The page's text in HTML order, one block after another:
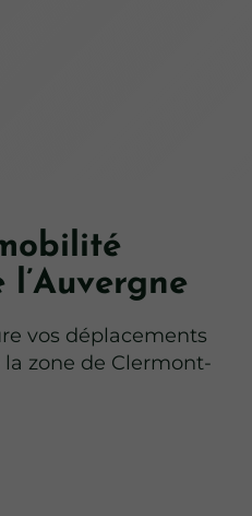
vos déplacements
zone de Clermont-